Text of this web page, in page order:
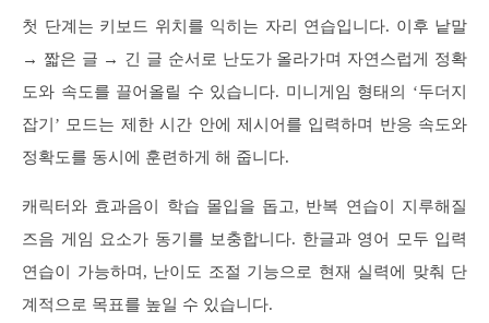
첫 단계는 키보드 위치를 익히는 자리 연습입니다. 이후 낱말
→ 짧은 글 → 긴 글 순서로 난도가 올라가며 자연스럽게 정확
도와 속도를 끌어올릴 수 있습니다. 미니게임 형태의 ‘두더지
잡기’ 모드는 제한 시간 안에 제시어를 입력하며 반응 속도와
정확도를 동시에 훈련하게 해 줍니다.
캐릭터와 효과음이 학습 몰입을 돕고, 반복 연습이 지루해질
즈음 게임 요소가 동기를 보충합니다. 한글과 영어 모두 입력
연습이 가능하며, 난이도 조절 기능으로 현재 실력에 맞춰 단
계적으로 목표를 높일 수 있습니다.